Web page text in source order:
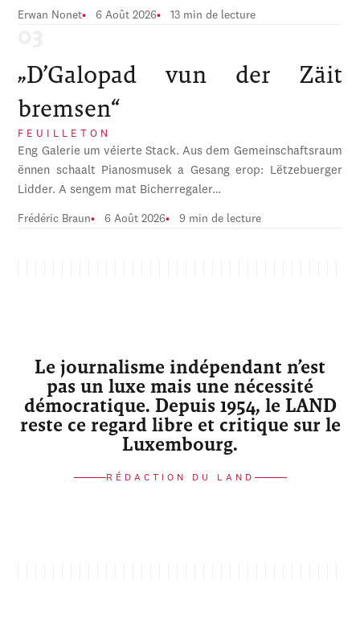
Erwan Nonet 6 Août 2026 13 min de lecture
„D’Galopad vun der Zäit
bremsen“
FEUILLETON
Eng Galerie um véierte Stack. Aus dem Gemeinschaftsraum
ënnen schaalt Pianosmusek a Gesang erop: Lëtzebuerger
Lidder. A sengem mat Bicherregaler…
Frédéric Braun 6 Août 2026 9 min de lecture
Le journalisme indépendant n’est
pas un luxe mais une nécessité
démocratique. Depuis 1954, le LAND
reste ce regard libre et critique sur le
Luxembourg.
RÉDACTION DU LAND